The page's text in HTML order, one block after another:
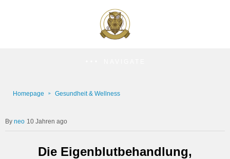
Homepage Gesundheit & Wellness
neo 10 Jahren ago
Die Eigenblutbehandlung,